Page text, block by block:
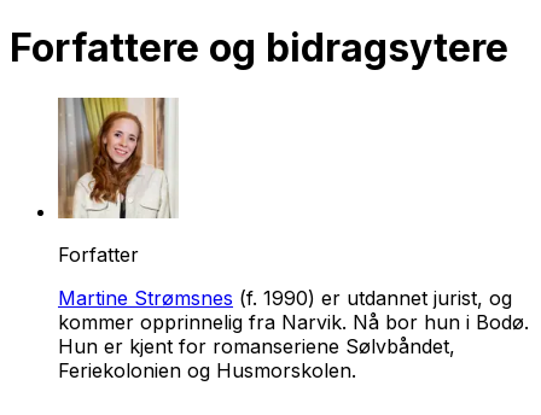
Forfattere og bidragsytere
Forfatter
Martine Strømsnes (f. 1990) er utdannet jurist, og
kommer opprinnelig fra Narvik. Nå bor hun i Bodø.
Hun er kjent for romanseriene Sølvbåndet,
Feriekolonien og Husmorskolen.